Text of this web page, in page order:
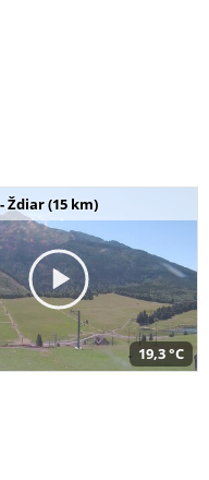
Ždiar (15 km)
19,3 °C